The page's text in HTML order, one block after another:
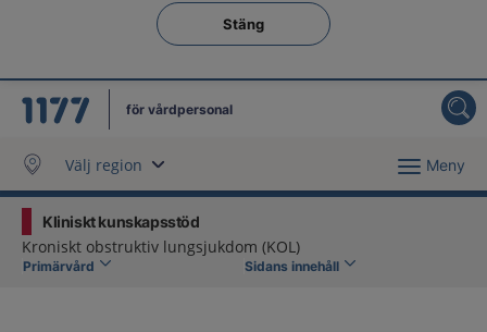
Stäng regionsväljaren
Stäng
för vårdpersonal
Välj region Meny
Kliniskt kunskapsstöd
Kroniskt obstruktiv lungsjukdom (KOL)
Primärvård Sidans innehåll